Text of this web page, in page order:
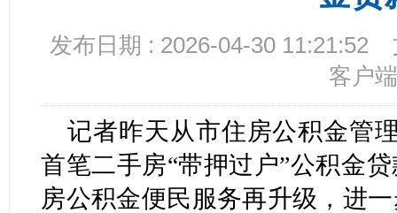
发布日期 : 2026-04-30 11:21:52
客户端
记者昨天从市住房公积金管
首笔二手房“带押过户”公积金
房公积金便民服务再升级，进